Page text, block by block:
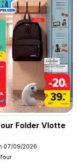
Folder Vlotte
07/09/2026